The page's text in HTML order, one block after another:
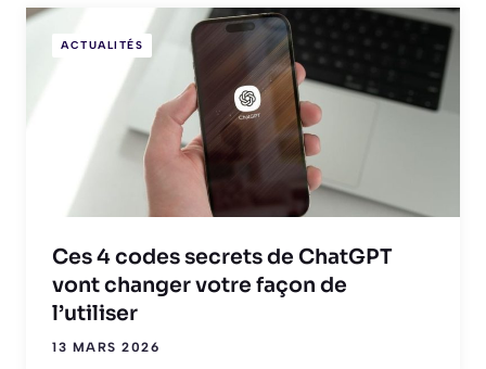
ACTUALITÉS
Ces 4 codes secrets de ChatGPT
vont changer votre façon de
l’utiliser
13 MARS 2026